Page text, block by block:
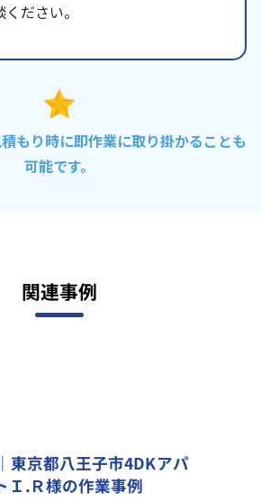
ださい。
もり時に即作業に取り掛かることも
可能です。
関連事例
東京都八王子市4DKアパ
Ｉ.Ｒ様の作業事例